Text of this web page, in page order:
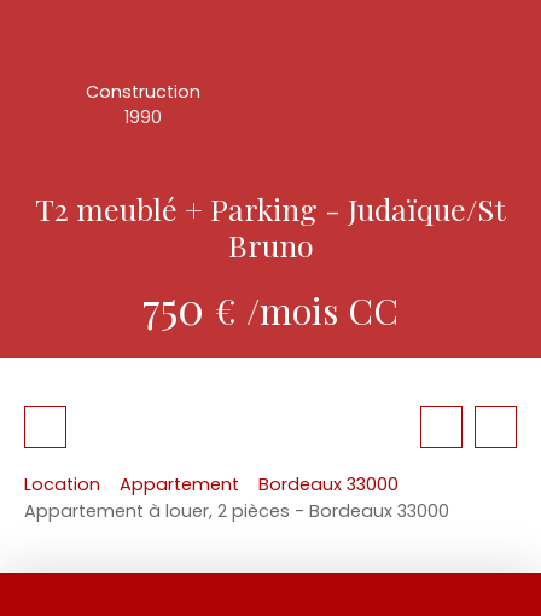
Construction
1990
T2 meublé + Parking - Judaïque/St
Bruno
750 € /mois CC
Location Appartement
Bordeaux 33000
Appartement à louer, 2 pièces - Bordeaux 33000